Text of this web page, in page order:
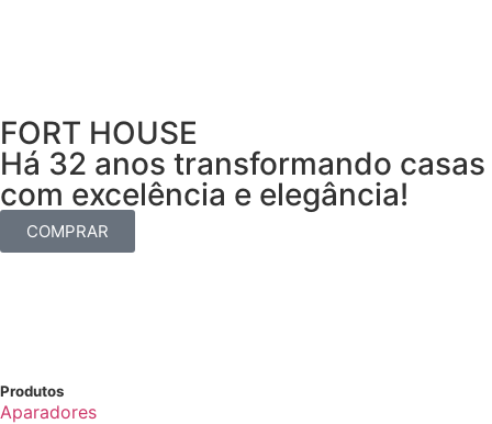
FORT HOUSE
Há 32 anos transformando casas
com excelência e elegância!
COMPRAR
Produtos
Aparadores